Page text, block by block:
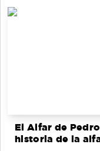
El Alfar de
historia de la